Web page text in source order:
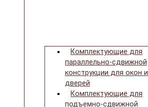
Комплектующие для
параллельно-сдвижной
конструкции для окон и
дверей
Комплектующие для
подъемно-сдвижной